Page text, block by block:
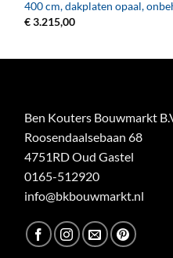
400 cm, dakplaten opaal,
€3.215,00
Ben Kouters Bouwmarkt
Roosendaalsebaan 68
4751RD Oud Gastel
0165-512920
info@bkbouwmarkt.nl